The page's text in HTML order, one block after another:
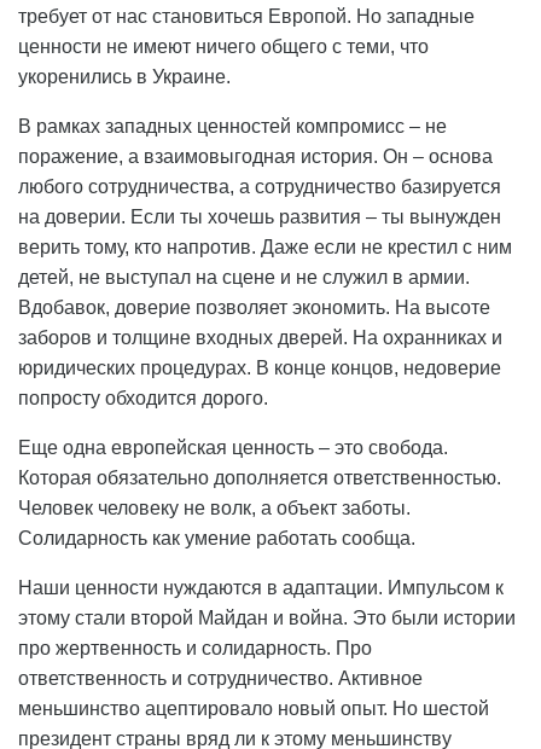
требует от нас становиться Европой. Но западные
ценности не имеют ничего общего с теми, что
укоренились в Украине.
В рамках западных ценностей компромисс – не
поражение, а взаимовыгодная история. Он – основа
любого сотрудничества, а сотрудничество базируется
на доверии. Если ты хочешь развития – ты вынужден
верить тому, кто напротив. Даже если не крестил с ним
детей, не выступал на сцене и не служил в армии.
Вдобавок, доверие позволяет экономить. На высоте
заборов и толщине входных дверей. На охранниках и
юридических процедурах. В конце концов, недоверие
попросту обходится дорого.
Еще одна европейская ценность – это свобода.
Которая обязательно дополняется ответственностью.
Человек человеку не волк, а объект заботы.
Солидарность как умение работать сообща.
Наши ценности нуждаются в адаптации. Импульсом к
этому стали второй Майдан и война. Это были истории
про жертвенность и солидарность. Про
ответственность и сотрудничество. Активное
меньшинство ацептировало новый опыт. Но шестой
президент страны вряд ли к этому меньшинству